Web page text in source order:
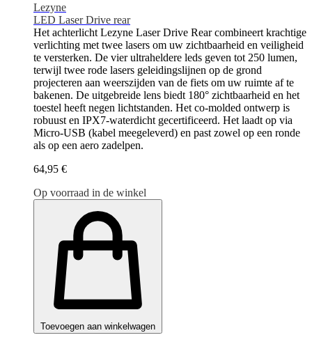
Lezyne
LED Laser Drive rear
Het achterlicht Lezyne Laser Drive Rear combineert krachtige
verlichting met twee lasers om uw zichtbaarheid en veiligheid
te versterken. De vier ultraheldere leds geven tot 250 lumen,
terwijl twee rode lasers geleidingslijnen op de grond
projecteren aan weerszijden van de fiets om uw ruimte af te
bakenen. De uitgebreide lens biedt 180° zichtbaarheid en het
toestel heeft negen lichtstanden. Het co-molded ontwerp is
robuust en IPX7-waterdicht gecertificeerd. Het laadt op via
Micro-USB (kabel meegeleverd) en past zowel op een ronde
als op een aero zadelpen.
64,95 €
Op voorraad in de winkel
Toevoegen aan winkelwagen